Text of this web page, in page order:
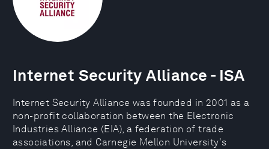
Internet Security Alliance - ISA
Internet Security Alliance was founded in 2001 as a
non-profit collaboration between the Electronic
Industries Alliance (EIA), a federation of trade
associations, and Carnegie Mellon University's